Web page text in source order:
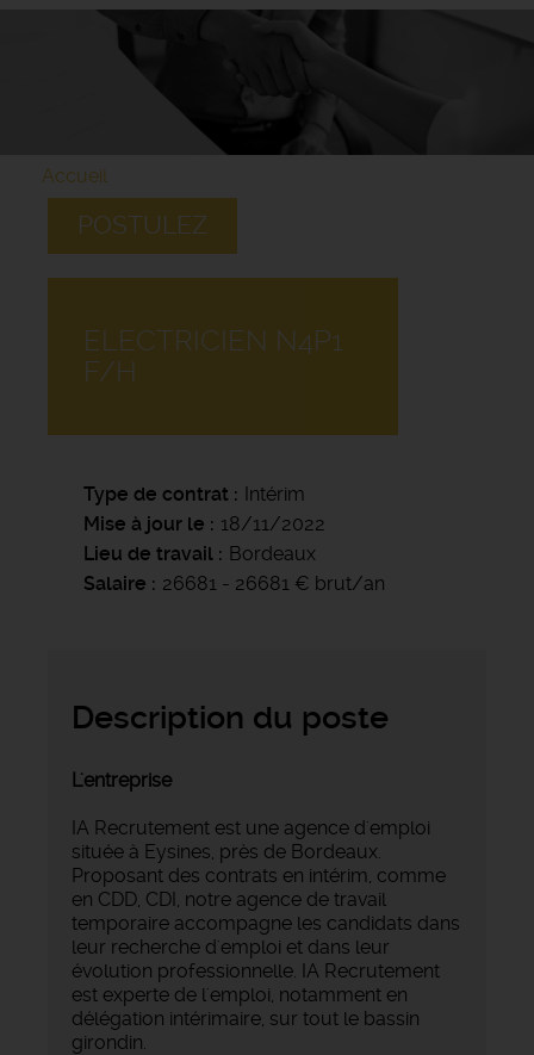
Accueil
POSTULEZ
ELECTRICIEN N4P1
F/H
Type de contrat
Intérim
Mise à jour le
18/11/2022
Lieu de travail
Bordeaux
Salaire
26681 - 26681 € brut/an
Description du poste
L'entreprise
IA Recrutement est une agence d'emploi
située à Eysines, près de Bordeaux.
Proposant des contrats en intérim, comme
en CDD, CDI, notre agence de travail
temporaire accompagne les candidats dans
leur recherche d'emploi et dans leur
évolution professionnelle. IA Recrutement
est experte de l'emploi, notamment en
délégation intérimaire, sur tout le bassin
girondin.